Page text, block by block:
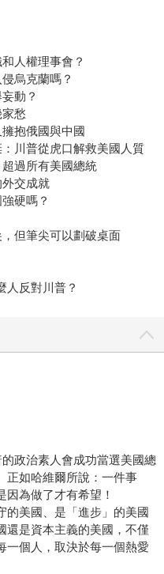
人權理事會？
烏克蘭嗎？
動？
愁
抱俄國與中國
川普從虎口解救美國人質
過所有美國總統
交成就
硬嗎？
但筆尖可以劃破桌面
人反對川普？
政治素人會成功當選美國總
正如哈維爾所說：一件事
為做了才有希望！
的美國、是「進步」的美國
還是資本主義的美國，不僅
一個人，取決於每一個熱愛